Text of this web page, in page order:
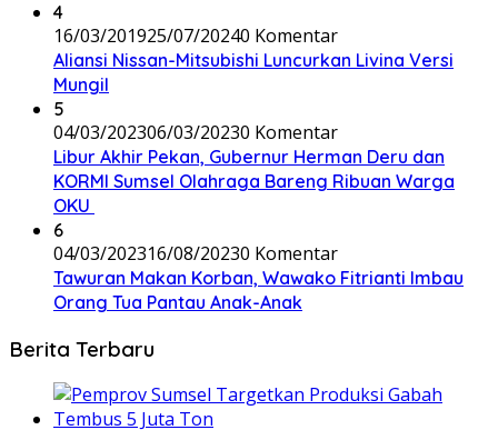
4
16/03/201925/07/20240 Komentar
Aliansi Nissan-Mitsubishi Luncurkan Livina Versi
Mungil
5
04/03/202306/03/20230 Komentar
Libur Akhir Pekan, Gubernur Herman Deru dan
KORMI Sumsel Olahraga Bareng Ribuan Warga
OKU
6
04/03/202316/08/20230 Komentar
Tawuran Makan Korban, Wawako Fitrianti Imbau
Orang Tua Pantau Anak-Anak
Berita Terbaru